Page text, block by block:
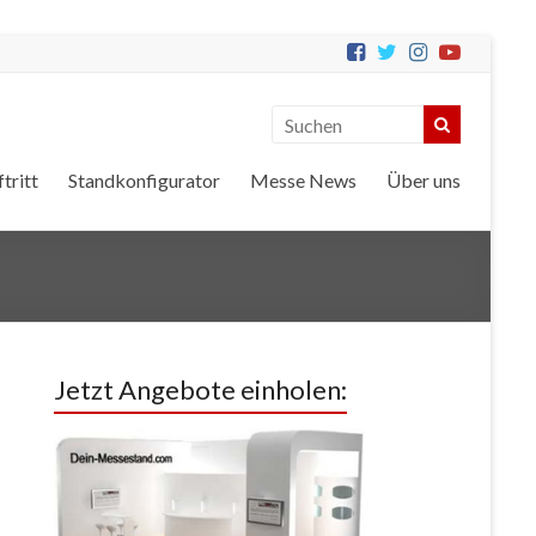
Standkonfigurator Messe News Über uns
Jetzt Angebote einholen: